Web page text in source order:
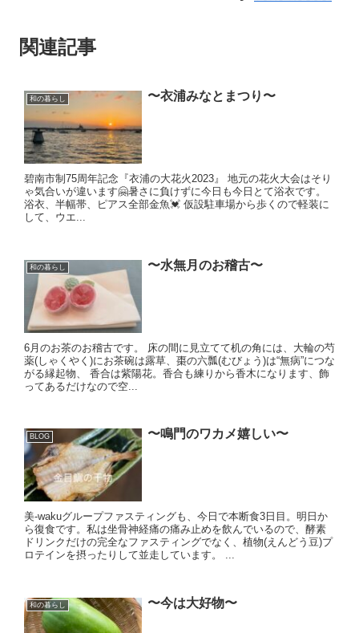
関連記事
和の暮らし 〜衣浦みなとまつり〜
碧南市制75周年記念『衣浦の大花火2023』 地元の花火大会はそり
ゃ気合いが違います🤗暑さに負けずに今日も今日とて浴衣です。
浴衣、半幅帯、ピアス全部金魚💓 仮設駐車場から歩くので軽装に
して、ウエ...
和の暮らし 〜水無月のお稽古〜
6月のお茶のお稽古です。 床の間に見立てて机の角には、大輪の芍
薬(しゃくやく)にお茶碗は露草、棗の六瓢(むびょう)は“無病”につな
がる縁起物、 香合は紫陽花。香合も練りから香木になります、飾
ってあるだけなので空...
BLOG 〜鳴門のワカメ嬉しい〜
美-wakuグループファスティングも、今日で本断食3日目。明日か
ら復食です。私は坐骨神経痛の痛み止めを飲んでいるので、酵素
ドリンクだけの完全なファスティングでなく、植物(えんどう豆)プ
ロテインを摂ったりして並走しています。 ...
和の暮らし 〜今は大好物〜